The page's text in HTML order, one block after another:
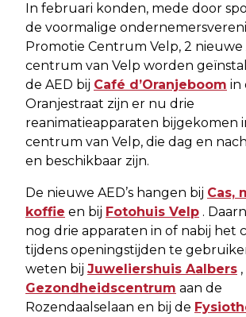
In februari konden, mede door
de voormalige
Promotie Centrum Velp, 2 nieuwe
centrum van Velp worden
de AED bij Café d’Oranjeboom in
Oranjestraat zijn er nu drie
reanimatieapparaten bijgekomen
centrum van Velp, die dag en
en beschikbaar zijn.
De nieuwe AED’s hangen bij Cas,
koffie en bij Fotohuis Velp .
nog drie apparaten in of nabij het
tijdens openingstijden te
weten bij Juweliershuis Aalbers
Gezondheidscentrum aan de
Rozendaalselaan en bij de